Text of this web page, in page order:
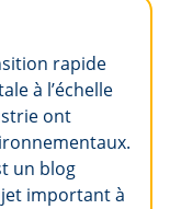
rapide
à l’échelle
ont
un blog
important à